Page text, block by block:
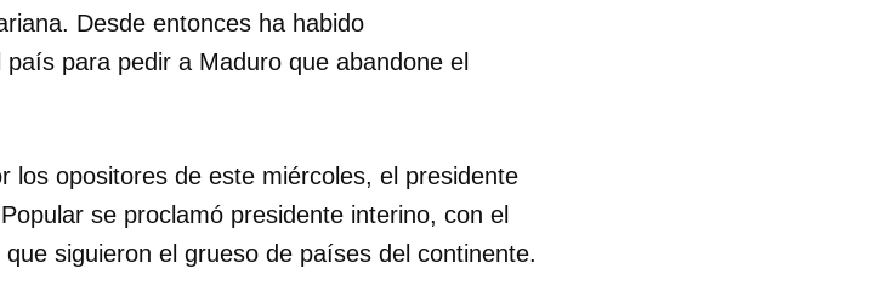
Desde entonces ha habido
para pedir a Maduro que abandone el
los opositores de este miércoles, el presidente
se proclamó presidente interino, con el
siguieron el grueso de países del continente.